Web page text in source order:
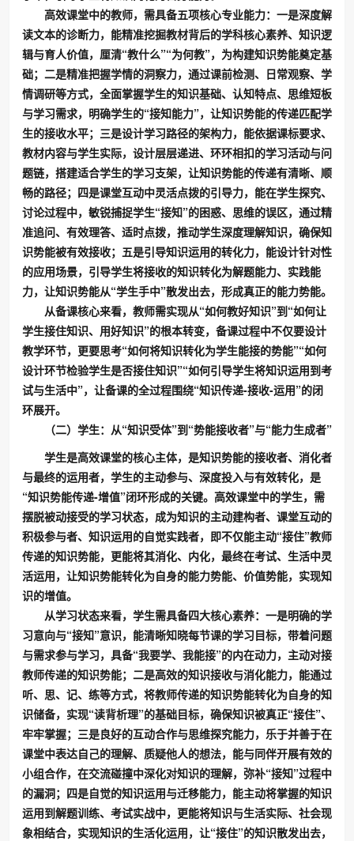
高效课堂中的教师，需具备五项核心专业能力：一是深度解
读文本的诊断力，能精准挖掘教材背后的学科核心素养、知识逻
辑与育人价值，厘清“教什么”“为何教”，为构建知识势能奠定基
础；二是精准把握学情的洞察力，通过课前检测、日常观察、学
情调研等方式，全面掌握学生的知识基础、认知特点、思维短板
与学习需求，明确学生的“接知能力”，让知识势能的传递匹配学
生的接收水平；三是设计学习路径的架构力，能依据课标要求、
教材内容与学生实际，设计层层递进、环环相扣的学习活动与问
题链，搭建适合学生的学习支架，让知识势能的传递有清晰、顺
畅的路径；四是课堂互动中灵活点拨的引导力，能在学生探究、
讨论过程中，敏锐捕捉学生“接知”的困惑、思维的误区，通过精
准追问、有效理答、适时点拨，推动学生深度理解知识，确保知
识势能被有效接收；五是引导知识运用的转化力，能设计针对性
的应用场景，引导学生将接收的知识转化为解题能力、实践能
力，让知识势能从“学生手中”散发出去，形成真正的能力势能。
从备课核心来看，教师需实现从“如何教好知识”到“如何让
学生接住知识、用好知识”的根本转变，备课过程中不仅要设计
教学环节，更要思考“如何将知识转化为学生能接的势能”“如何
设计环节检验学生是否接住知识”“如何引导学生将知识运用到考
试与生活中”，让备课的全过程围绕“知识传递-接收-运用”的闭
环展开。
（二）学生：从“知识受体”到“势能接收者”与“能力生成者”
学生是高效课堂的核心主体，是知识势能的接收者、消化者
与最终的运用者，学生的主动参与、深度投入与有效转化，是
“知识势能传递-增值”闭环形成的关键。高效课堂中的学生，需
摆脱被动接受的学习状态，成为知识的主动建构者、课堂互动的
积极参与者、知识运用的自觉实践者，即不仅能主动“接住”教师
传递的知识势能，更能将其消化、内化，最终在考试、生活中灵
活运用，让知识势能转化为自身的能力势能、价值势能，实现知
识的增值。
从学习状态来看，学生需具备四大核心素养：一是明确的学
习意向与“接知”意识，能清晰知晓每节课的学习目标，带着问题
与需求参与学习，具备“我要学、我能接”的内在动力，主动对接
教师传递的知识势能；二是高效的知识接收与消化能力，能通过
听、思、记、练等方式，将教师传递的知识势能转化为自身的知
识储备，实现“读背析理”的基础目标，确保知识被真正“接住”、
牢牢掌握；三是良好的互动合作与思维探究能力，乐于并善于在
课堂中表达自己的理解、质疑他人的想法，能与同伴开展有效的
小组合作，在交流碰撞中深化对知识的理解，弥补“接知”过程中
的漏洞；四是自觉的知识运用与迁移能力，能主动将掌握的知识
运用到解题训练、考试实战中，更能将知识与生活实际、社会现
象相结合，实现知识的生活化运用，让“接住”的知识散发出去，